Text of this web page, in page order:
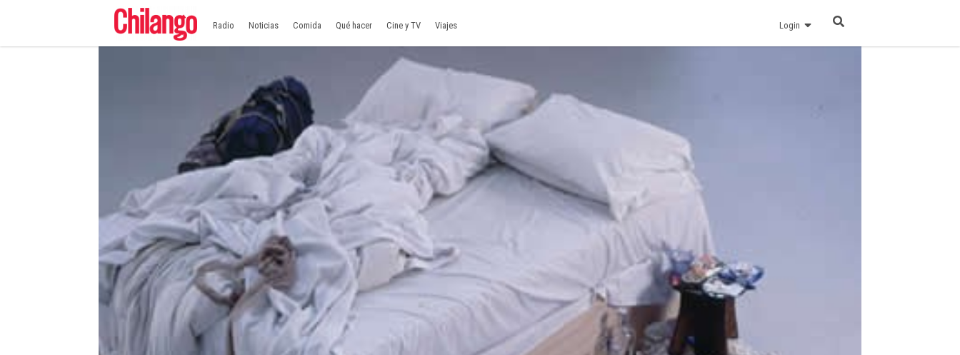
Radio Noticias Comida Qué hacer Cine y TV Viajes Login